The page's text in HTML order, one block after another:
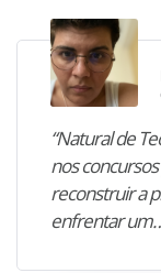
“Natural de
nos
reconstruir a
enfrentar